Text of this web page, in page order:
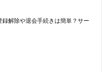
解除や退会手続きは簡単？サー
識
頭痛がする